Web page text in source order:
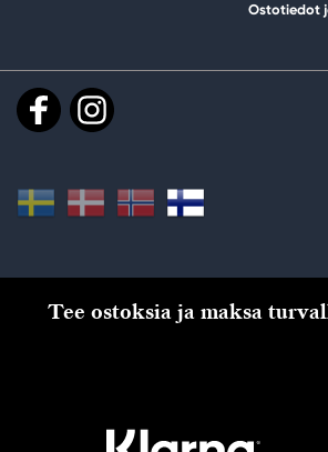
Ostotiedot
Tee ostoksia ja maksa